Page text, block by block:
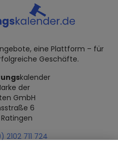
eine Plattform – für
Geschäfte.
kalender
der
GmbH
6
2102 711 724